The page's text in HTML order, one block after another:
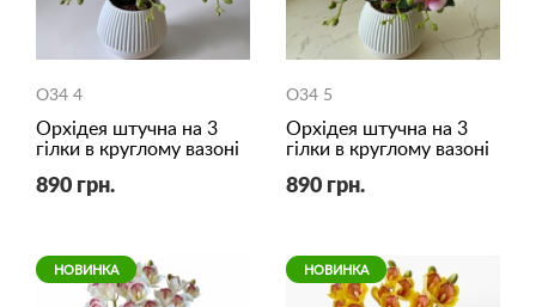
O34 4
Орхідея штучна на 3
гілки в круглому вазоні
890 грн.
O34 5
Орхідея штучна на 3
гілки в круглому вазоні
890 грн.
НОВИНКА НОВИНКА